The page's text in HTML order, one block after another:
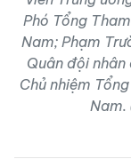
Phó Tổng
Nam; Phạm
Quân đội nhân
Chủ nhiệm
Nam.